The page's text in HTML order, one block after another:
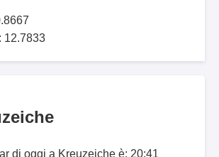
12.7833
di oggi a Kreuzeiche è: 20:41